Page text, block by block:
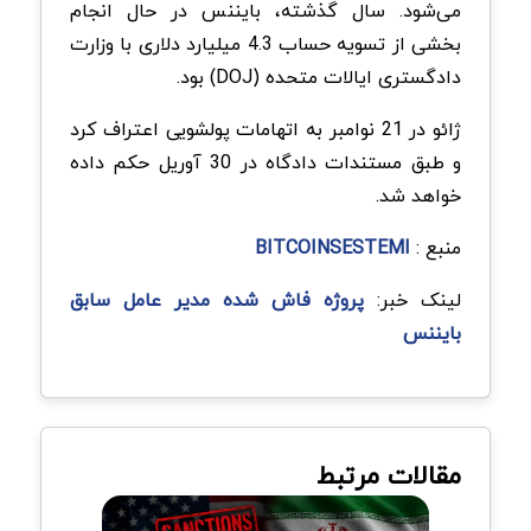
می‌شود. سال گذشته، بایننس در حال انجام
بخشی از تسویه حساب 4.3 میلیارد دلاری با وزارت
دادگستری ایالات متحده (DOJ) بود.
ژائو در 21 نوامبر به اتهامات پولشویی اعتراف کرد
و طبق مستندات دادگاه در 30 آوریل حکم داده
خواهد شد.
منبع : BITCOINSESTEMI
لینک خبر: پروژه فاش شده مدیر عامل سابق
بایننس
مقالات مرتبط